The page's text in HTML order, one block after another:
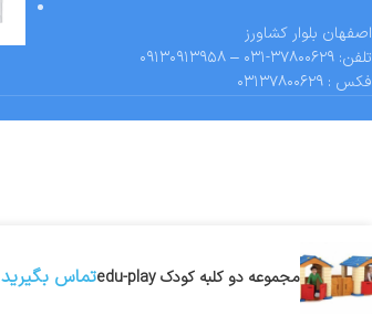
اصفهان بلوار کشاورز
تلفن: ۳۷۸۰۰۶۲۹-۰۳۱ – ۰۹۱۳۰۹۱۳۹۵۸
فکس : ۰۳۱۳۷۸۰۰۶۲۹
مجموعه دو کلبه کودک edu-play تماس بگیرید